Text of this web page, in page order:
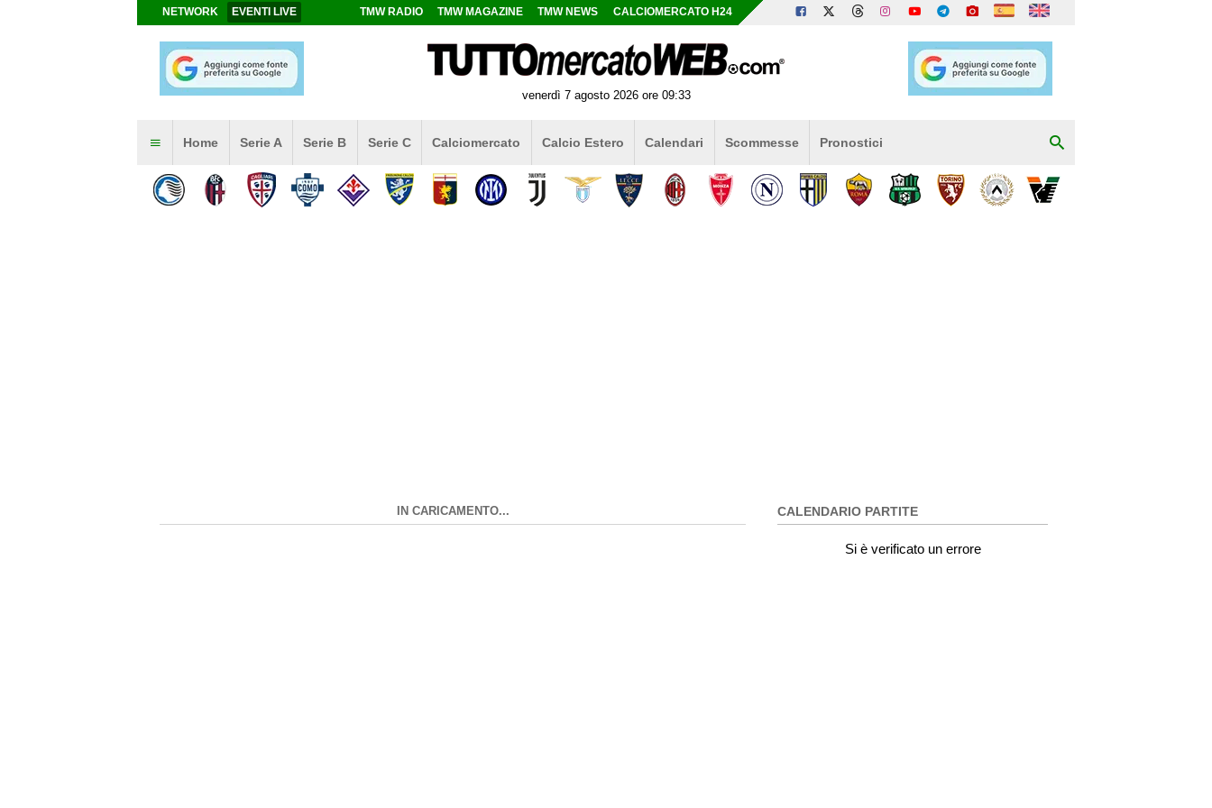
NETWORK EVENTI LIVE TMW RADIO TMW MAGAZINE TMW NEWS CALCIOMERCATO H24
venerdì 7 agosto 2026 ore 09:33
Home Serie A Serie B Serie C Calciomercato Calcio Estero Calendari Scommesse Pronostici
IN CARICAMENTO... CALENDARIO PARTITE
Si è verificato un errore